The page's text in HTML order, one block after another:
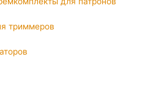
триммеров